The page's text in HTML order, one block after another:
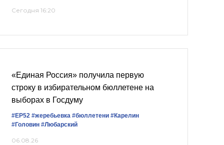
Сегодня 16:20
«Единая Россия» получила первую
строку в избирательном бюллетене на
выборах в Госдуму
#ЕР52 #жеребьевка #бюллетени #Карелин
#Головин #Любарский
06.08.26